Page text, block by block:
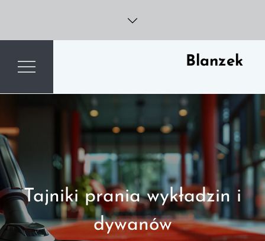
content
Blanzek
Tajniki prania wykładzin i
dywanów